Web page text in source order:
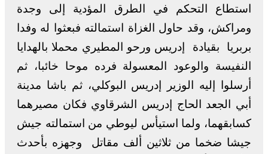
استطاع التحكم في الطرق المؤدية إلى وجدة
ومراكش، وقد حاول الغزاة استمالته فبعثوا له وفدا
بربريا بقيادة إدريس ورحو المطيري محملا بالهدايا
النفيسة والوعود المعسولة فرده موحا خائبا، ثم
أرسلوا إليه الوزير إدريس البوكلي، ثم باشا مدينة
أبي الجعد الحاج إدريس الشرقاوي فكان مصيرهما
كسابقهما، ولما استيأس ليوطي من استمالته جيش
جيشا ضخما من ثلاثين ألف مقاتل وجهزه بأحدث